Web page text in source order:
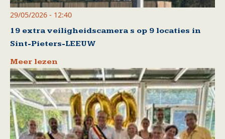
29/05/2026 - 12:40
19 extra veiligheidscamera s op 9 locaties in
Sint-Pieters-LEEUW
Meer lezen